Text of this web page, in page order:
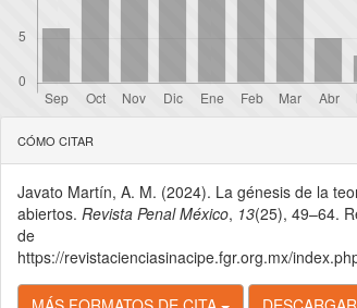
Detalles
del
artículo
CÓMO CITAR
Javato Martín, A. M. (2024). La génesis de la
abiertos.Revista Penal México, 13(25), 49–64.
de
https://revistacienciasinacipe.fgr.org.mx/